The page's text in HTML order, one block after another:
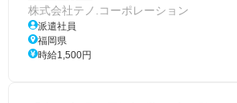
株式会社テノ.コーポレーション
派遣社員
福岡県
時給1,500円